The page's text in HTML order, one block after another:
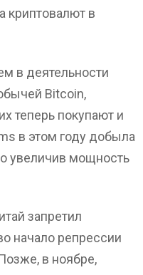
криптовалют в
в деятельности
Bitcoin,
теперь покупают и
в этом году добыла
увеличив мощность
запретил
начало репрессии
в ноябре,